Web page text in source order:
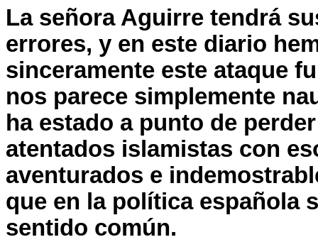
La señora Aguirre tendrá
errores, y en este diario
sinceramente este ataque
nos parece simplemente
ha estado a punto de
atentados islamistas con
aventurados e
que en la política española
sentido común.